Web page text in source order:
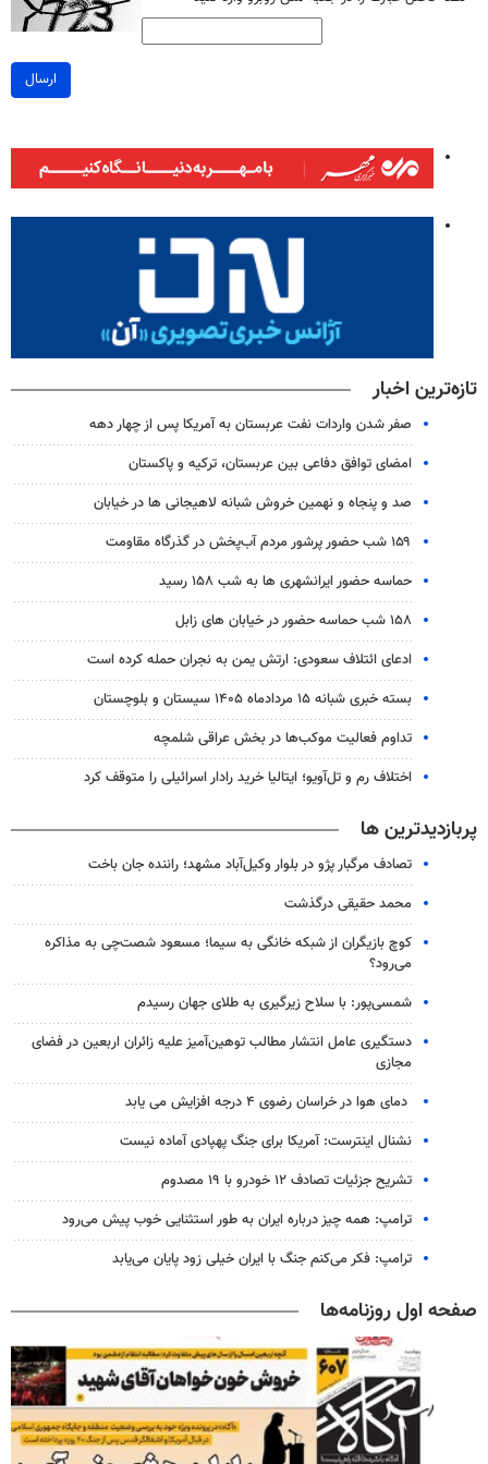
ارسال
تازه‌ترین اخبار
صفر شدن واردات نفت عربستان به آمریکا پس از چهار دهه
امضای توافق دفاعی بین عربستان، ترکیه و پاکستان
صد و پنجاه و نهمین خروش شبانه لاهیجانی ها در خیابان
۱۵۹ شب حضور پرشور مردم آب‌پخش در گذرگاه مقاومت
حماسه حضور ایرانشهری ها به شب ۱۵۸ رسید
۱۵۸ شب حماسه حضور در خیابان های زابل
ادعای ائتلاف سعودی: ارتش یمن به نجران حمله کرده است
بسته خبری شبانه ۱۵ مردادماه ۱۴۰۵ سیستان و بلوچستان
تداوم فعالیت موکب‌ها در بخش عراقی شلمچه
اختلاف رم و تل‌آویو؛ ایتالیا خرید رادار اسرائیلی را متوقف کرد
پربازدیدترین ها
تصادف مرگبار پژو در بلوار وکیل‌آباد مشهد؛ راننده جان باخت
محمد حقیقی درگذشت
کوچ بازیگران از شبکه خانگی به سیما؛ مسعود شصت‌چی به مذاکره
می‌رود؟
شمسی‌پور: با سلاح زیرگیری به طلای جهان رسیدم
دستگیری عامل انتشار مطالب توهین‌آمیز علیه زائران اربعین در فضای
مجازی
دمای هوا در خراسان رضوی ۴ درجه افزایش می یابد
نشنال اینترست: آمریکا برای جنگ پهپادی آماده نیست
تشریح جزئیات تصادف ۱۲ خودرو با ۱۹ مصدوم
ترامپ: همه چیز درباره ایران به طور استثنایی خوب پیش می‌رود
ترامپ: فکر می‌کنم جنگ با ایران خیلی زود پایان می‌یابد
صفحه اول روزنامه‌ها